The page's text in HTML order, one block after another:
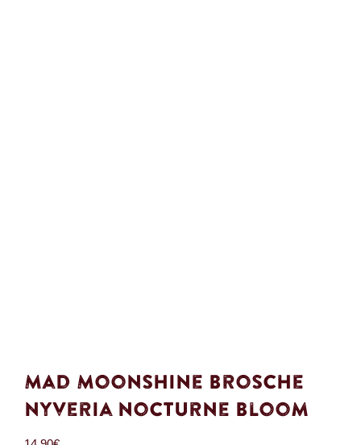
Mad Moonshine Brosche
Nyveria Nocturne Bloom